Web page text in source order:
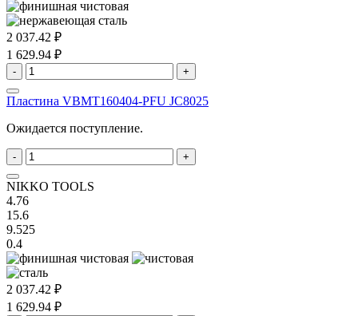
2 037.42 ₽
1 629.94 ₽
- +
Пластина VBMT160404-PFU JC8025
Ожидается поступление.
- +
NIKKO TOOLS
4.76
15.6
9.525
0.4
2 037.42 ₽
1 629.94 ₽